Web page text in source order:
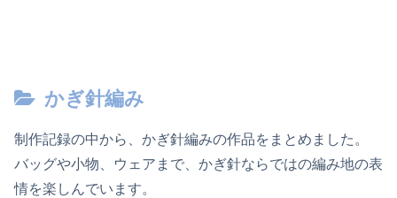
かぎ針編み
制作記録の中から、かぎ針編みの作品をまとめました。
バッグや小物、ウェアまで、かぎ針ならではの編み地の表
情を楽しんでいます。